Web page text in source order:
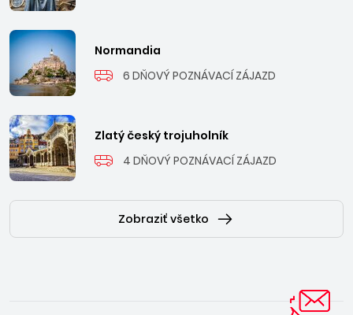
Normandia
6 DŇOVÝ POZNÁVACÍ ZÁJAZD
Zlatý český trojuholník
4 DŇOVÝ POZNÁVACÍ ZÁJAZD
Zobraziť všetko